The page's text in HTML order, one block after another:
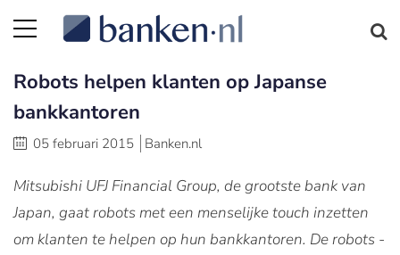
Robots helpen klanten op Japanse
bankkantoren
05 februari 2015 Banken.nl
Mitsubishi UFJ Financial Group, de grootste bank van
Japan, gaat robots met een menselijke touch inzetten
om klanten te helpen op hun bankkantoren. De robots -